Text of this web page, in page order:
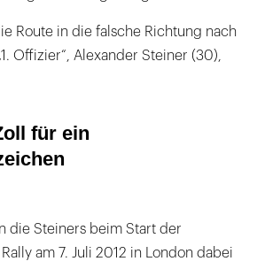
Route in die falsche Richtung nach
Offizier“, Alexander Steiner (30),
für ein
die Steiners beim Start der
am 7. Juli 2012 in London dabei